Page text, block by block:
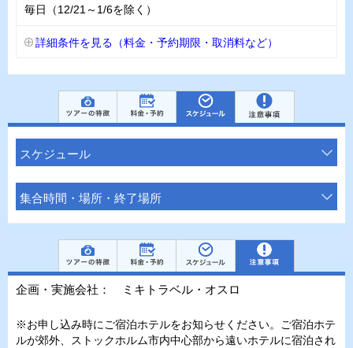
毎日（12/21～1/6を除く）
詳細条件を見る（料金・予約期限・取消料など）
スケジュール
集合時間・場所・終了場所
企画・実施会社： ミキトラベル・オスロ
※お申し込み時にご宿泊ホテルをお知らせください。ご宿泊ホテ
ルが郊外、ストックホルム市内中心部から遠いホテルに宿泊され